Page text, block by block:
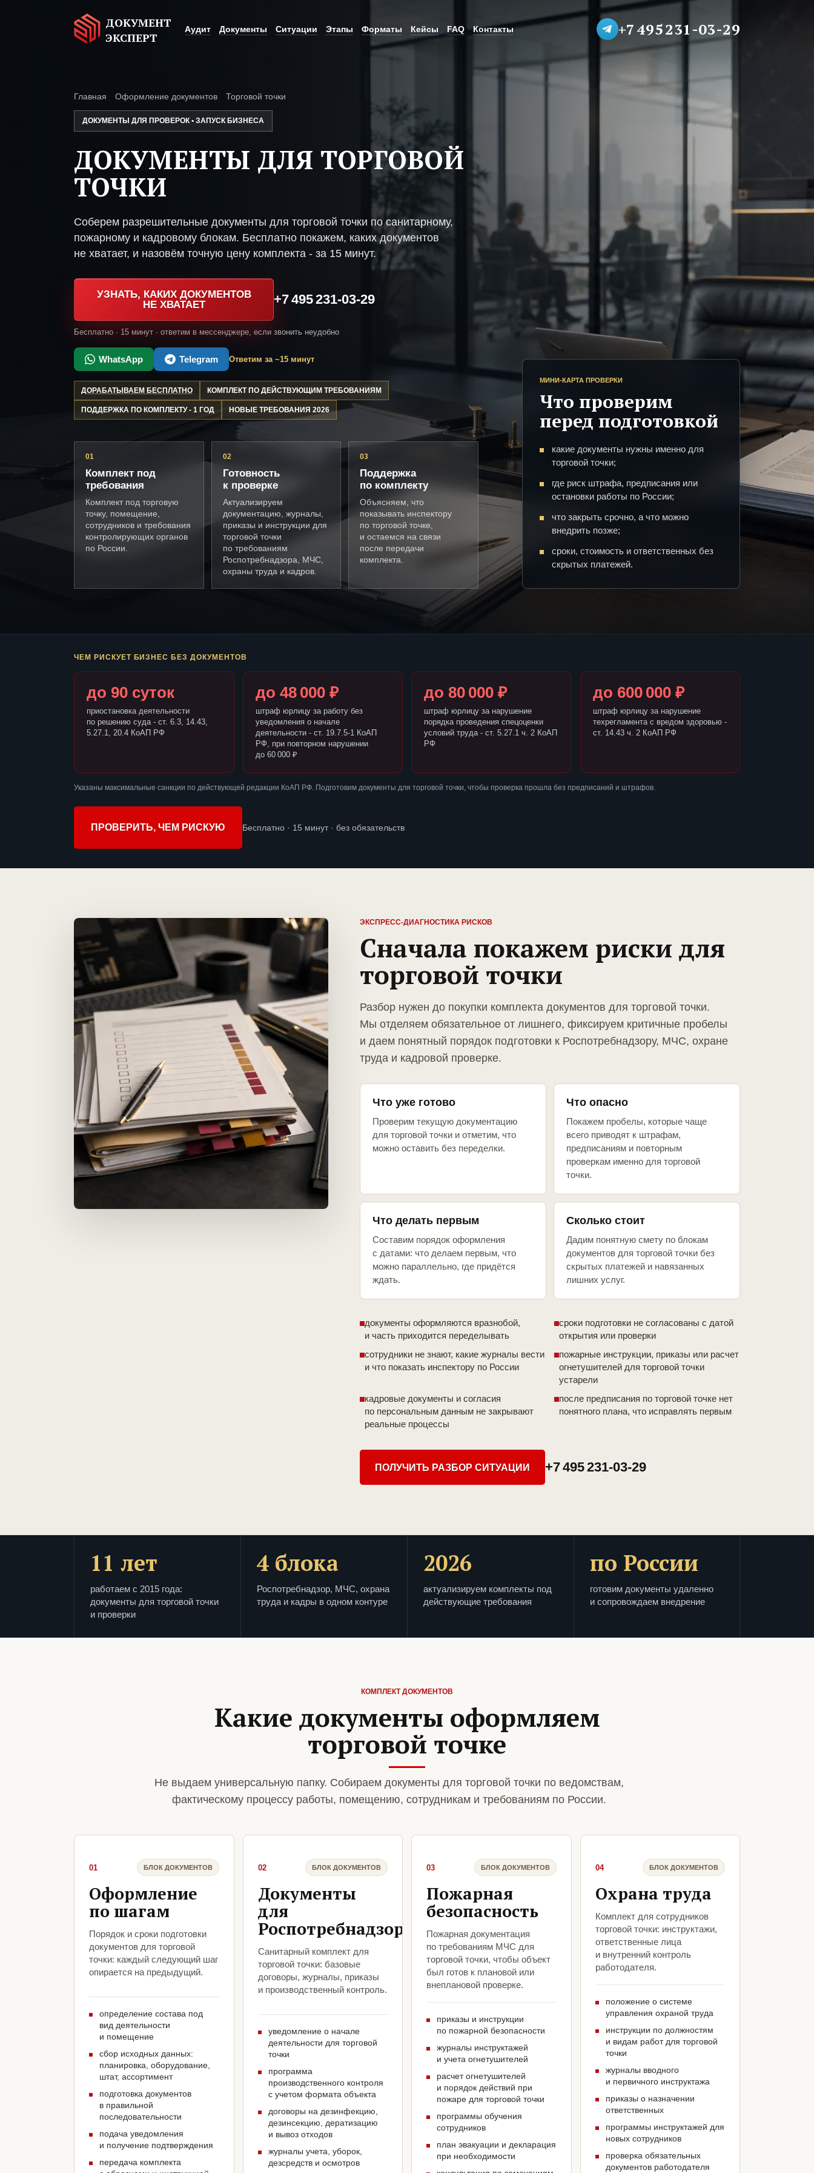
ДОКУМЕНТ
ЭКСПЕРТ
Аудит Документы Ситуации Этапы Форматы Кейсы FAQ Контакты +7 495 231-03-29
Главная Оформление документов Торговой точки
ДОКУМЕНТЫ ДЛЯ ПРОВЕРОК • ЗАПУСК БИЗНЕСА
ДОКУМЕНТЫ ДЛЯ ТОРГОВОЙ
ТОЧКИ
Соберем разрешительные документы для торговой точки по санитарному,
пожарному и кадровому блокам. Бесплатно покажем, каких документов
не хватает, и назовём точную цену комплекта - за 15 минут.
УЗНАТЬ, КАКИХ ДОКУМЕНТОВ
НЕ ХВАТАЕТ
+7 495 231-03-29
Бесплатно · 15 минут · ответим в мессенджере, если звонить неудобно
WhatsApp Telegram Ответим за ~15 минут
ДОРАБАТЫВАЕМ БЕСПЛАТНО КОМПЛЕКТ ПО ДЕЙСТВУЮЩИМ ТРЕБОВАНИЯМ
ПОДДЕРЖКА ПО КОМПЛЕКТУ - 1 ГОД НОВЫЕ ТРЕБОВАНИЯ 2026
01
Комплект под
требования
Комплект под торговую
точку, помещение,
сотрудников и требования
контролирующих органов
по России.
02
Готовность
к проверке
Актуализируем
документацию, журналы,
приказы и инструкции для
торговой точки
по требованиям
Роспотребнадзора, МЧС,
охраны труда и кадров.
03
Поддержка
по комплекту
Объясняем, что
показывать инспектору
по торговой точке,
и остаемся на связи
после передачи
комплекта.
МИНИ-КАРТА ПРОВЕРКИ
Что проверим
перед подготовкой
какие документы нужны именно для
торговой точки;
где риск штрафа, предписания или
остановки работы по России;
что закрыть срочно, а что можно
внедрить позже;
сроки, стоимость и ответственных без
скрытых платежей.
ЧЕМ РИСКУЕТ БИЗНЕС БЕЗ ДОКУМЕНТОВ
до 90 суток
приостановка деятельности
по решению суда - ст. 6.3, 14.43,
5.27.1, 20.4 КоАП РФ
до 48 000 ₽
штраф юрлицу за работу без
уведомления о начале
деятельности - ст. 19.7.5-1 КоАП
РФ, при повторном нарушении
до 60 000 ₽
до 80 000 ₽
штраф юрлицу за нарушение
порядка проведения спецоценки
условий труда - ст. 5.27.1 ч. 2 КоАП
РФ
до 600 000 ₽
штраф юрлицу за нарушение
техрегламента с вредом здоровью -
ст. 14.43 ч. 2 КоАП РФ
Указаны максимальные санкции по действующей редакции КоАП РФ. Подготовим документы для торговой точки, чтобы проверка прошла без предписаний и штрафов.
ПРОВЕРИТЬ, ЧЕМ РИСКУЮ Бесплатно · 15 минут · без обязательств
ЭКСПРЕСС-ДИАГНОСТИКА РИСКОВ
Сначала покажем риски для
торговой точки
Разбор нужен до покупки комплекта документов для торговой точки.
Мы отделяем обязательное от лишнего, фиксируем критичные пробелы
и даем понятный порядок подготовки к Роспотребнадзору, МЧС, охране
труда и кадровой проверке.
Что уже готово
Проверим текущую документацию
для торговой точки и отметим, что
можно оставить без переделки.
Что опасно
Покажем пробелы, которые чаще
всего приводят к штрафам,
предписаниям и повторным
проверкам именно для торговой
точки.
Что делать первым
Составим порядок оформления
с датами: что делаем первым, что
можно параллельно, где придётся
ждать.
Сколько стоит
Дадим понятную смету по блокам
документов для торговой точки без
скрытых платежей и навязанных
лишних услуг.
документы оформляются вразнобой,
и часть приходится переделывать
сроки подготовки не согласованы с датой
открытия или проверки
сотрудники не знают, какие журналы вести
и что показать инспектору по России
пожарные инструкции, приказы или расчет
огнетушителей для торговой точки
устарели
кадровые документы и согласия
по персональным данным не закрывают
реальные процессы
после предписания по торговой точке нет
понятного плана, что исправлять первым
ПОЛУЧИТЬ РАЗБОР СИТУАЦИИ +7 495 231-03-29
11 лет
работаем с 2015 года:
документы для торговой точки
и проверки
4 блока
Роспотребнадзор, МЧС, охрана
труда и кадры в одном контуре
2026
актуализируем комплекты под
действующие требования
по России
готовим документы удаленно
и сопровождаем внедрение
КОМПЛЕКТ ДОКУМЕНТОВ
Какие документы оформляем
торговой точке
Не выдаем универсальную папку. Собираем документы для торговой точки по ведомствам,
фактическому процессу работы, помещению, сотрудникам и требованиям по России.
01 БЛОК ДОКУМЕНТОВ
Оформление
по шагам
Порядок и сроки подготовки
документов для торговой
точки: каждый следующий шаг
опирается на предыдущий.
определение состава под
вид деятельности
и помещение
сбор исходных данных:
планировка, оборудование,
штат, ассортимент
подготовка документов
в правильной
последовательности
подача уведомления
и получение подтверждения
передача комплекта
02 БЛОК ДОКУМЕНТОВ
Документы
для
Роспотребнадзора
Санитарный комплект для
торговой точки: базовые
договоры, журналы, приказы
и производственный контроль.
уведомление о начале
деятельности для торговой
точки
программа
производственного контроля
с учетом формата объекта
договоры на дезинфекцию,
дезинсекцию, дератизацию
и вывоз отходов
журналы учета, уборок,
дезсредств и осмотров
03 БЛОК ДОКУМЕНТОВ
Пожарная
безопасность
Пожарная документация
по требованиям МЧС для
торговой точки, чтобы объект
был готов к плановой или
внеплановой проверке.
приказы и инструкции
по пожарной безопасности
журналы инструктажей
и учета огнетушителей
расчет огнетушителей
и порядок действий при
пожаре для торговой точки
программы обучения
сотрудников
план эвакуации и декларация
при необходимости
04 БЛОК ДОКУМЕНТОВ
Охрана труда
Комплект для сотрудников
торговой точки: инструктажи,
ответственные лица
и внутренний контроль
работодателя.
положение о системе
управления охраной труда
инструкции по должностям
и видам работ для торговой
точки
журналы вводного
и первичного инструктажа
приказы о назначении
ответственных
программы инструктажей для
новых сотрудников
проверка обязательных
документов работодателя